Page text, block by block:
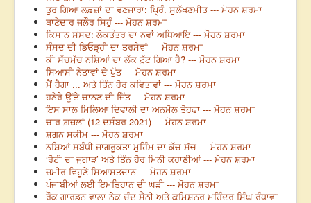
ਤੁਰ ਗਿਆ ਲਫ਼ਜ਼ਾਂ ਦਾ ਵਣਜਾਰਾ: ਪ੍ਰਿੰ. ਸੁਲੱਖਣਮੀਤ --- ਮੋਹਨ ਸ਼ਰਮਾ
ਥਾਣੇਦਾਰ ਜਲੌਰ ਸਿਹੁੰ --- ਮੋਹਨ ਸ਼ਰਮਾ
ਕਿਸਾਨ ਸੰਸਦ: ਲੋਕਤੰਤਰ ਦਾ ਨਵਾਂ ਅਧਿਆਇ --- ਮੋਹਨ ਸ਼ਰਮਾ
ਸੰਸਦ ਦੀ ਡਿਓੜ੍ਹੀ ਦਾ ਤਰਸੇਵਾਂ --- ਮੋਹਨ ਸ਼ਰਮਾ
ਕੀ ਸੱਚਮੁੱਚ ਨਸ਼ਿਆਂ ਦਾ ਲੱਕ ਟੁੱਟ ਗਿਆ ਹੈ? --- ਮੋਹਨ ਸ਼ਰਮਾ
ਸਿਆਸੀ ਨੇਤਾਵਾਂ ਦੇ ਪੁੱਤ --- ਮੋਹਨ ਸ਼ਰਮਾ
ਮੈਂ ਹੈਗਾ ... ਅਤੇ ਤਿੰਨ ਹੋਰ ਕਵਿਤਾਵਾਂ --- ਮੋਹਨ ਸ਼ਰਮਾ
ਹਨੇਰੇ ਉੱਤੇ ਚਾਨਣ ਦੀ ਜਿੱਤ --- ਮੋਹਨ ਸ਼ਰਮਾ
ਇਸ ਸਾਲ ਮਿਲਿਆ ਦਿਵਾਲੀ ਦਾ ਅਨਮੋਲ ਤੋਹਫਾ --- ਮੋਹਨ ਸ਼ਰਮਾ
ਚਾਰ ਗ਼ਜ਼ਲਾਂ (12 ਦਸੰਬਰ 2021) --- ਮੋਹਨ ਸ਼ਰਮਾ
ਸ਼ਗਨ ਸਕੀਮ --- ਮੋਹਨ ਸ਼ਰਮਾ
ਨਸ਼ਿਆਂ ਸਬੰਧੀ ਜਾਗਰੂਕਤਾ ਮੁਹਿੰਮ ਦਾ ਕੱਚ-ਸੱਚ --- ਮੋਹਨ ਸ਼ਰਮਾ
‘ਰੋਟੀ ਦਾ ਜੁਗਾੜ’ ਅਤੇ ਤਿੰਨ ਹੋਰ ਮਿਨੀ ਕਹਾਣੀਆਂ --- ਮੋਹਨ ਸ਼ਰਮਾ
ਜ਼ਮੀਰ ਵਿਹੂਣੇ ਸਿਆਸਤਦਾਨ --- ਮੋਹਨ ਸ਼ਰਮਾ
ਪੰਜਾਬੀਆਂ ਲਈ ਇਮਤਿਹਾਨ ਦੀ ਘੜੀ --- ਮੋਹਨ ਸ਼ਰਮਾ
ਰੌਕ ਗਾਰਡਨ ਵਾਲਾ ਨੇਕ ਚੰਦ ਸੈਨੀ ਅਤੇ ਕਮਿਸ਼ਨਰ ਮਹਿੰਦਰ ਸਿੰਘ ਰੰਧਾਵਾ